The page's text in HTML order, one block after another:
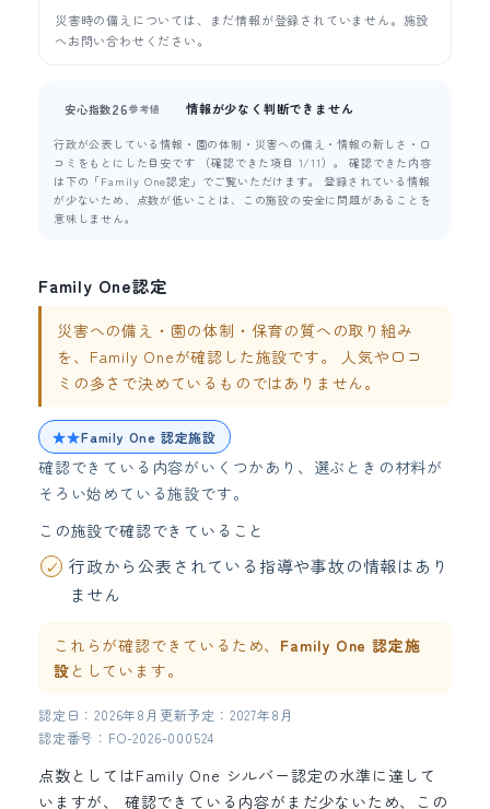
災害時の備えについては、まだ情報が登録されていません。施設
へお問い合わせください。
安心指数26参考値 情報が少なく判断できません
行政が公表している情報・園の体制・災害への備え・情報の新しさ・口
コミをもとにした目安です （確認できた項目 1/11）。 確認できた内容
は下の「Family One認定」でご覧いただけます。 登録されている情報
が少ないため、点数が低いことは、この施設の安全に問題があることを
意味しません。
Family One認定
災害への備え・園の体制・保育の質への取り組み
を、Family Oneが確認した施設です。 人気や口コ
ミの多さで決めているものではありません。
★★Family One 認定施設
確認できている内容がいくつかあり、選ぶときの材料が
そろい始めている施設です。
この施設で確認できていること
行政から公表されている指導や事故の情報はあり
ません
これらが確認できているため、 Family One 認定施
設 としています。
認定日：2026年8月 更新予定：2027年8月
認定番号：FO-2026-000524
点数としてはFamily One シルバー認定の水準に達して
いますが、 確認できている内容がまだ少ないため、この